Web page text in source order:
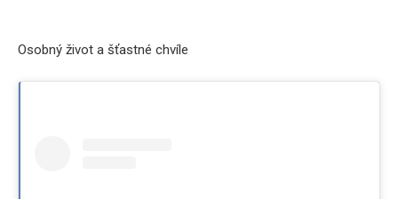
Osobný život a šťastné chvíle